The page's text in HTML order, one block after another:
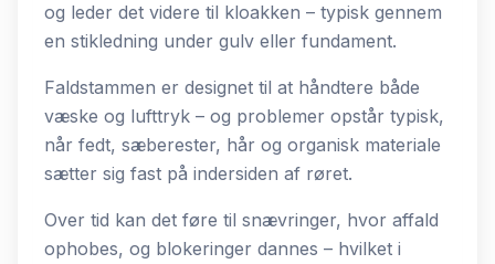
og leder det videre til kloakken – typisk gennem
en stikledning under gulv eller fundament.
Faldstammen er designet til at håndtere både
væske og lufttryk – og problemer opstår typisk,
når fedt, sæberester, hår og organisk materiale
sætter sig fast på indersiden af røret.
Over tid kan det føre til snævringer, hvor affald
ophobes, og blokeringer dannes – hvilket i